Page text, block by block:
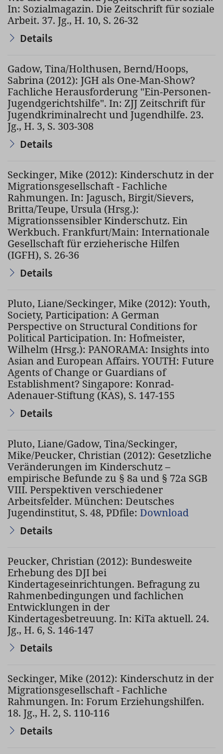
In: Sozialmagazin. Die Zeitschrift für soziale
Arbeit. 37. Jg., H. 10, S. 26-32
Details
Gadow, Tina/Holthusen, Bernd/Hoops,
Sabrina (2012): JGH als One-Man-Show?
Fachliche Herausforderung "Ein-Personen-
Jugendgerichtshilfe". In: ZJJ Zeitschrift für
Jugendkriminalrecht und Jugendhilfe. 23.
Jg., H. 3, S. 303-308
Details
Seckinger, Mike (2012): Kinderschutz in der
Migrationsgesellschaft - Fachliche
Rahmungen. In: Jagusch, Birgit/Sievers,
Britta/Teupe, Ursula (Hrsg.):
Migrationssensibler Kinderschutz. Ein
Werkbuch. Frankfurt/Main: Internationale
Gesellschaft für erzieherische Hilfen
(IGFH), S. 26-36
Details
Pluto, Liane/Seckinger, Mike (2012): Youth,
Society, Participation: A German
Perspective on Structural Conditions for
Political Participation. In: Hofmeister,
Wilhelm (Hrsg.): PANORAMA: Insights into
Asian and European Affairs. YOUTH: Future
Agents of Change or Guardians of
Establishment? Singapore: Konrad-
Adenauer-Stiftung (KAS), S. 147-155
Details
Pluto, Liane/Gadow, Tina/Seckinger,
Mike/Peucker, Christian (2012): Gesetzliche
Veränderungen im Kinderschutz –
empirische Befunde zu § 8a und § 72a SGB
VIII. Perspektiven verschiedener
Arbeitsfelder. München: Deutsches
Jugendinstitut, S. 48, PDfile: Download
Details
Peucker, Christian (2012): Bundesweite
Erhebung des DJI bei
Kindertageseinrichtungen. Befragung zu
Rahmenbedingungen und fachlichen
Entwicklungen in der
Kindertagesbetreuung. In: KiTa aktuell. 24.
Jg., H. 6, S. 146-147
Details
Seckinger, Mike (2012): Kinderschutz in der
Migrationsgesellschaft - Fachliche
Rahmungen. In: Forum Erziehungshilfen.
18. Jg., H. 2, S. 110-116
Details